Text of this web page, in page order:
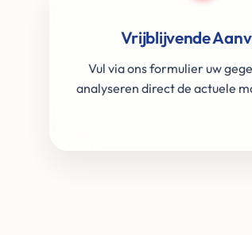
Vrijblijvende
Vul via ons formulier uw
analyseren direct de actuele